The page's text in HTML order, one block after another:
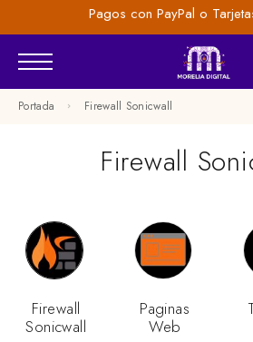
Pagos con PayPal o
Portada Firewall Sonicwall
Firewall
Firewall
Sonicwall
Paginas
Web